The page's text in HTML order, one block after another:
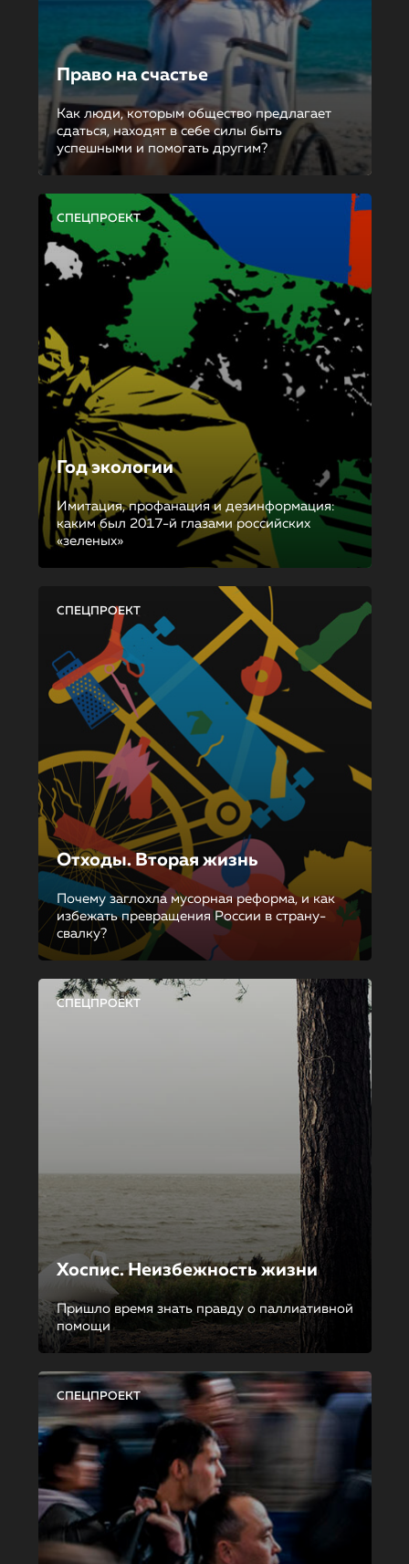
Право на счастье
Как люди, которым общество предлагает
сдаться, находят в себе силы быть
успешными и помогать другим?
СПЕЦПРОЕКТ
Год экологии
Имитация, профанация и дезинформация:
каким был 2017-й глазами российских
«зеленых»
СПЕЦПРОЕКТ
Отходы. Вторая жизнь
Почему заглохла мусорная реформа, и как
избежать превращения России в страну-
свалку?
СПЕЦПРОЕКТ
Хоспис. Неизбежность жизни
Пришло время знать правду о паллиативной
помощи
СПЕЦПРОЕКТ